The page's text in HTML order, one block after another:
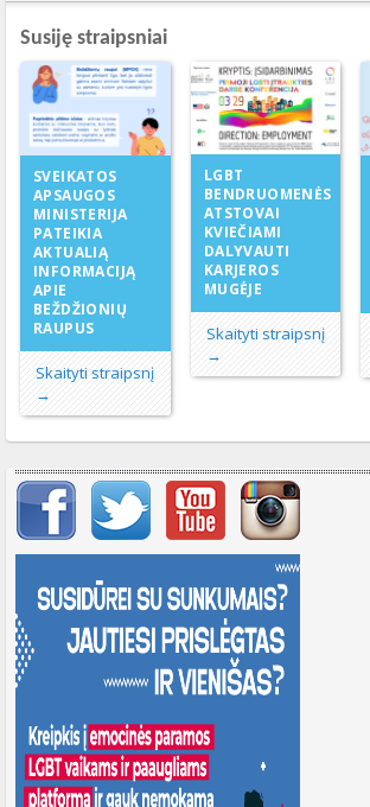
Susiję straipsniai
SVEIKATOS
APSAUGOS
MINISTERIJA
PATEIKIA
AKTUALIĄ
INFORMACIJĄ
APIE
BEŽDŽIONIŲ
RAUPUS
Skaityti straipsnį
→
LGBT
BENDRUOMENĖS
ATSTOVAI
KVIEČIAMI
DALYVAUTI
KARJEROS
MUGĖJE
Skaityti straipsnį
→
Svarbių įrašų meniu